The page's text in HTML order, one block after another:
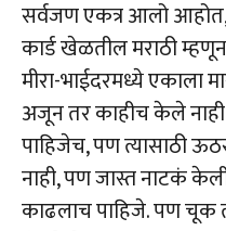
सर्वजण एकत्र आलो
कार्ड खेळतील मराठी
मीरा-भाईदरमध्ये एकाला
अजून तर काहीच केले नाही
पाहिजेच, पण त्यासाठी
नाही, पण जास्त नाटकं
काढलाच पाहिजे. पण चूक